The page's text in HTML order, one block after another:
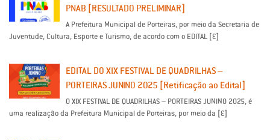
PNAB [RESULTADO PRELIMINAR]
A Prefeitura Municipal de Porteiras, por meio da Secretaria de
Juventude, Cultura, Esporte e Turismo, de acordo com o EDITAL […]
EDITAL DO XIX FESTIVAL DE QUADRILHAS –
PORTEIRAS JUNINO 2025 [Retificação ao Edital]
O XIX FESTIVAL DE QUADRILHAS – PORTEIRAS JUNINO 2025, é
uma realização da Prefeitura Municipal de Porteiras, por meio da […]